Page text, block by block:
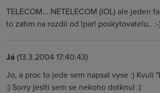
TELECOM....NETELECOM (IOL) ale jeden
to zatim na rozdil od !par! poskytovatelu.. :-
Já (13.3.2004 17:40:43)
Jo, a proc to jede sem napsal vyse :) Kvuli
:) Sorry jeslti sem se nekoho dotknul :)